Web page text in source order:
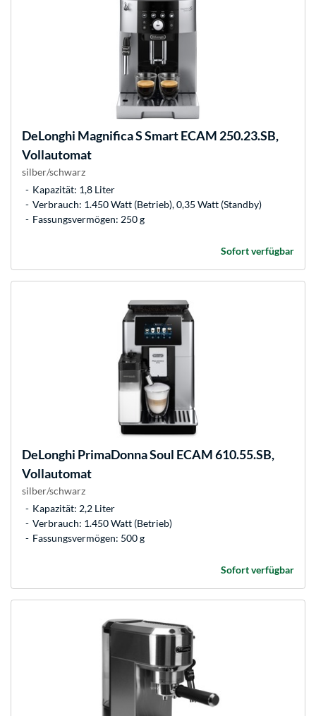
DeLonghi Magnifica S Smart ECAM 250.23.SB,
Vollautomat
silber/schwarz
Kapazität: 1,8 Liter
Verbrauch: 1.450 Watt (Betrieb), 0,35 Watt (Standby)
Fassungsvermögen: 250 g
Sofort verfügbar
DeLonghi PrimaDonna Soul ECAM 610.55.SB,
Vollautomat
silber/schwarz
Kapazität: 2,2 Liter
Verbrauch: 1.450 Watt (Betrieb)
Fassungsvermögen: 500 g
Sofort verfügbar